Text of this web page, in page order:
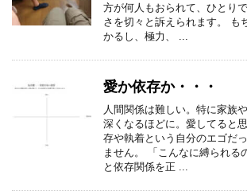
方が何人もおられて、ひとり
さを切々と訴えられます。 も
かるし、極力、 ...
愛か依存か・・・
人間関係は難しい。特に家族
深くなるほどに。愛してると
存や執着という自分のエゴだ
ません。 「こんなに縛られる
と依存関係を正 ...